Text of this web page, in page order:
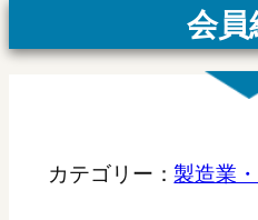
会員
カテゴリー：製造業